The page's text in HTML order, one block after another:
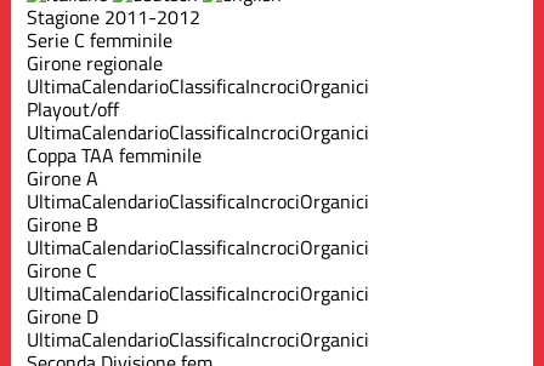
Stagione 2011-2012
Serie C femminile
Girone regionale
UltimaCalendarioClassificaIncrociOrganici
Playout/off
UltimaCalendarioClassificaIncrociOrganici
Coppa TAA femminile
Girone A
UltimaCalendarioClassificaIncrociOrganici
Girone B
UltimaCalendarioClassificaIncrociOrganici
Girone C
UltimaCalendarioClassificaIncrociOrganici
Girone D
UltimaCalendarioClassificaIncrociOrganici